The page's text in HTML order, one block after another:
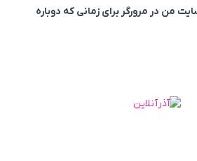
من در مرورگر برای زمانی که دوباره